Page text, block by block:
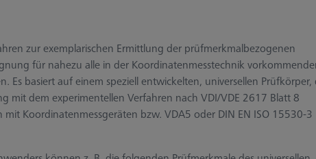
zur exemplarischen Ermittlung der prüfmerkmalbezogenen
für nahezu alle in der Koordinatenmesstechnik
Es basiert auf einem speziell entwickelten, universellen Prüfkörper,
mit dem experimentellen Verfahren nach VDI/VDE 2617 Blatt 8
Koordinatenmessgeräten bzw. VDA5 oder DIN EN ISO 15530-3